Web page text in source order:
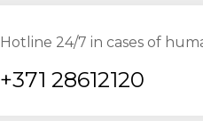
Hotline 24/7 in cases of
+371 28612120